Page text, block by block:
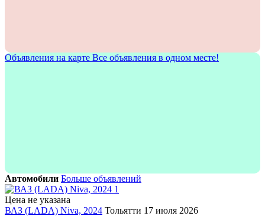
Объявления на карте Все объявления в одном месте!
Автомобили Больше объявлений
1
Цена не указана
ВАЗ (LADA) Niva, 2024 Тольятти 17 июля 2026